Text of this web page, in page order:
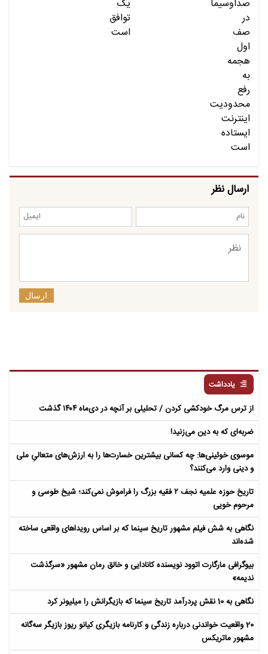
ارسال نظر
ارسال
یادداشت
از ترس مرگ خودکشی کردن / تحلیلی بر آنچه در دی‌ماه ۱۴۰۴ گذشت
ضربه‌ای که به دین می‌زنید!
موسوی خوئینی‌ها: چه کسانی بیشترین خسارت‌ها را به ارزش‌های متعالیِ ملی
و دینی وارد می‌کنند؟
تاریخ حوزه علمیه نجف ۲ فقیه بزرگ را فراموش نمی‌کند؛ شیخ طوسی و
مرحوم خویی
نگاهی به شش فیلم مشهور تاریخ سینما که بر اساس رویداهای واقعی ساخته
شده‌اند
بیوگرافی مارگارت اتوود نویسنده کانادایی و خالق رمان مشهور «سرگذشت
ندیمه»
نگاهی به 10 نقش پردرآمد تاریخ سینما که بازیگرانش را میلیونر کرد
20 واقعیت خواندنی درباره زندگی و کارنامه بازیگری کیانو ریوز بازیگر سه‌گانه
مشهور ماتریکس